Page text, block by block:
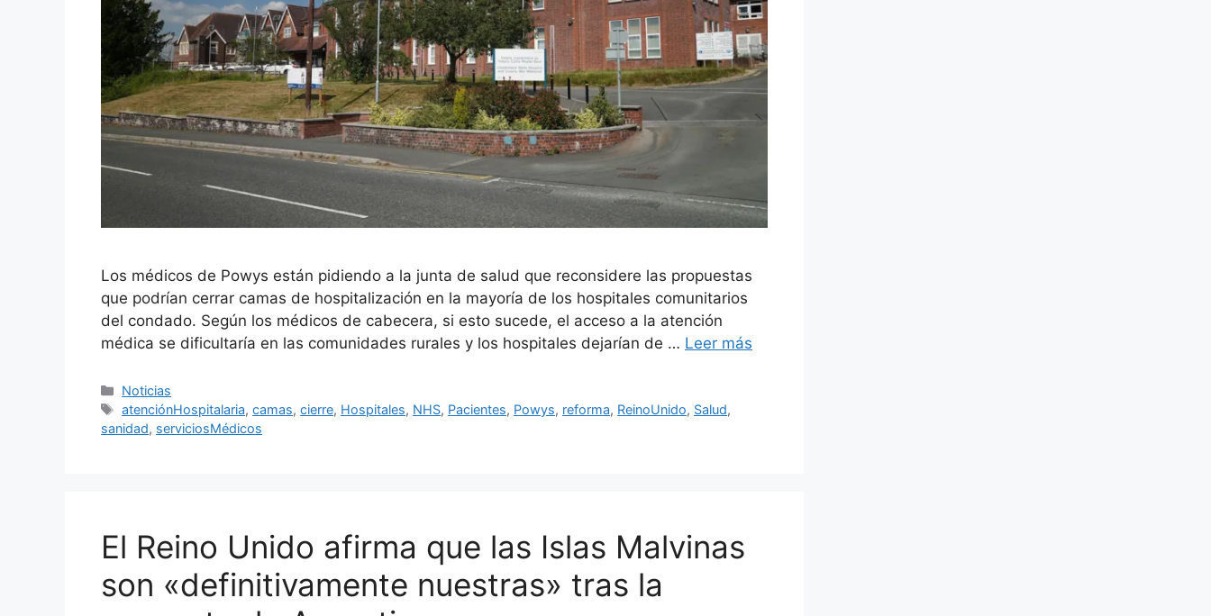
Los médicos de Powys están pidiendo a la junta de salud que reconsidere las propuestas
que podrían cerrar camas de hospitalización en la mayoría de los hospitales comunitarios
del condado. Según los médicos de cabecera, si esto sucede, el acceso a la atención
médica se dificultaría en las comunidades rurales y los hospitales dejarían de … Leer más
Categorías
Noticias
Etiquetas
atenciónHospitalaria,camas,cierre, Hospitales, NHS, Pacientes, Powys, reforma, ReinoUnido, Salud,
sanidad, serviciosMédicos
El Reino Unido afirma que las Islas Malvinas
son «definitivamente nuestras» tras la